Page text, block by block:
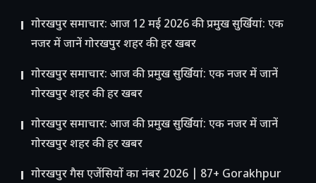
गोरखपुर समाचार: आज 12 मई 2026 की प्रमुख सुर्खियां: एक
नजर में जानें गोरखपुर शहर की हर खबर
गोरखपुर समाचार: आज की प्रमुख सुर्खियां: एक नजर में जानें
गोरखपुर शहर की हर खबर
गोरखपुर समाचार: आज की प्रमुख सुर्खियां: एक नजर में जानें
गोरखपुर शहर की हर खबर
गोरखपुर गैस एजेंसियों का नंबर 2026 | 87+ Gorakhpur